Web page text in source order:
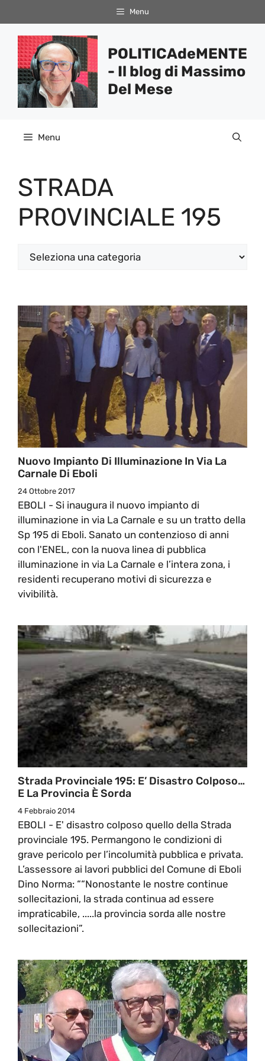
al
contenuto
Menu
POLITICAdeMENTE
- Il blog di Massimo
Del Mese
Menu
STRADA
PROVINCIALE 195
Categorie
Nuovo Impianto Di Illuminazione In Via La
Carnale Di Eboli
24 Ottobre 2017
EBOLI - Si inaugura il nuovo impianto di
illuminazione in via La Carnale e su un tratto della
Sp 195 di Eboli. Sanato un contenzioso di anni
con l'ENEL, con la nuova linea di pubblica
illuminazione in via La Carnale e l’intera zona, i
residenti recuperano motivi di sicurezza e
vivibilità.
Strada Provinciale 195: E’ Disastro Colposo…
E La Provincia È Sorda
4 Febbraio 2014
EBOLI - E' disastro colposo quello della Strada
provinciale 195. Permangono le condizioni di
grave pericolo per l’incolumità pubblica e privata.
L’assessore ai lavori pubblici del Comune di Eboli
Dino Norma: ““Nonostante le nostre continue
sollecitazioni, la strada continua ad essere
impraticabile, .....la provincia sorda alle nostre
sollecitazioni”.